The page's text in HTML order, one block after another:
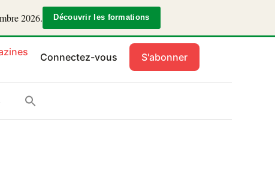
2026. Découvrir les formations
Connectez-vous S'abonner